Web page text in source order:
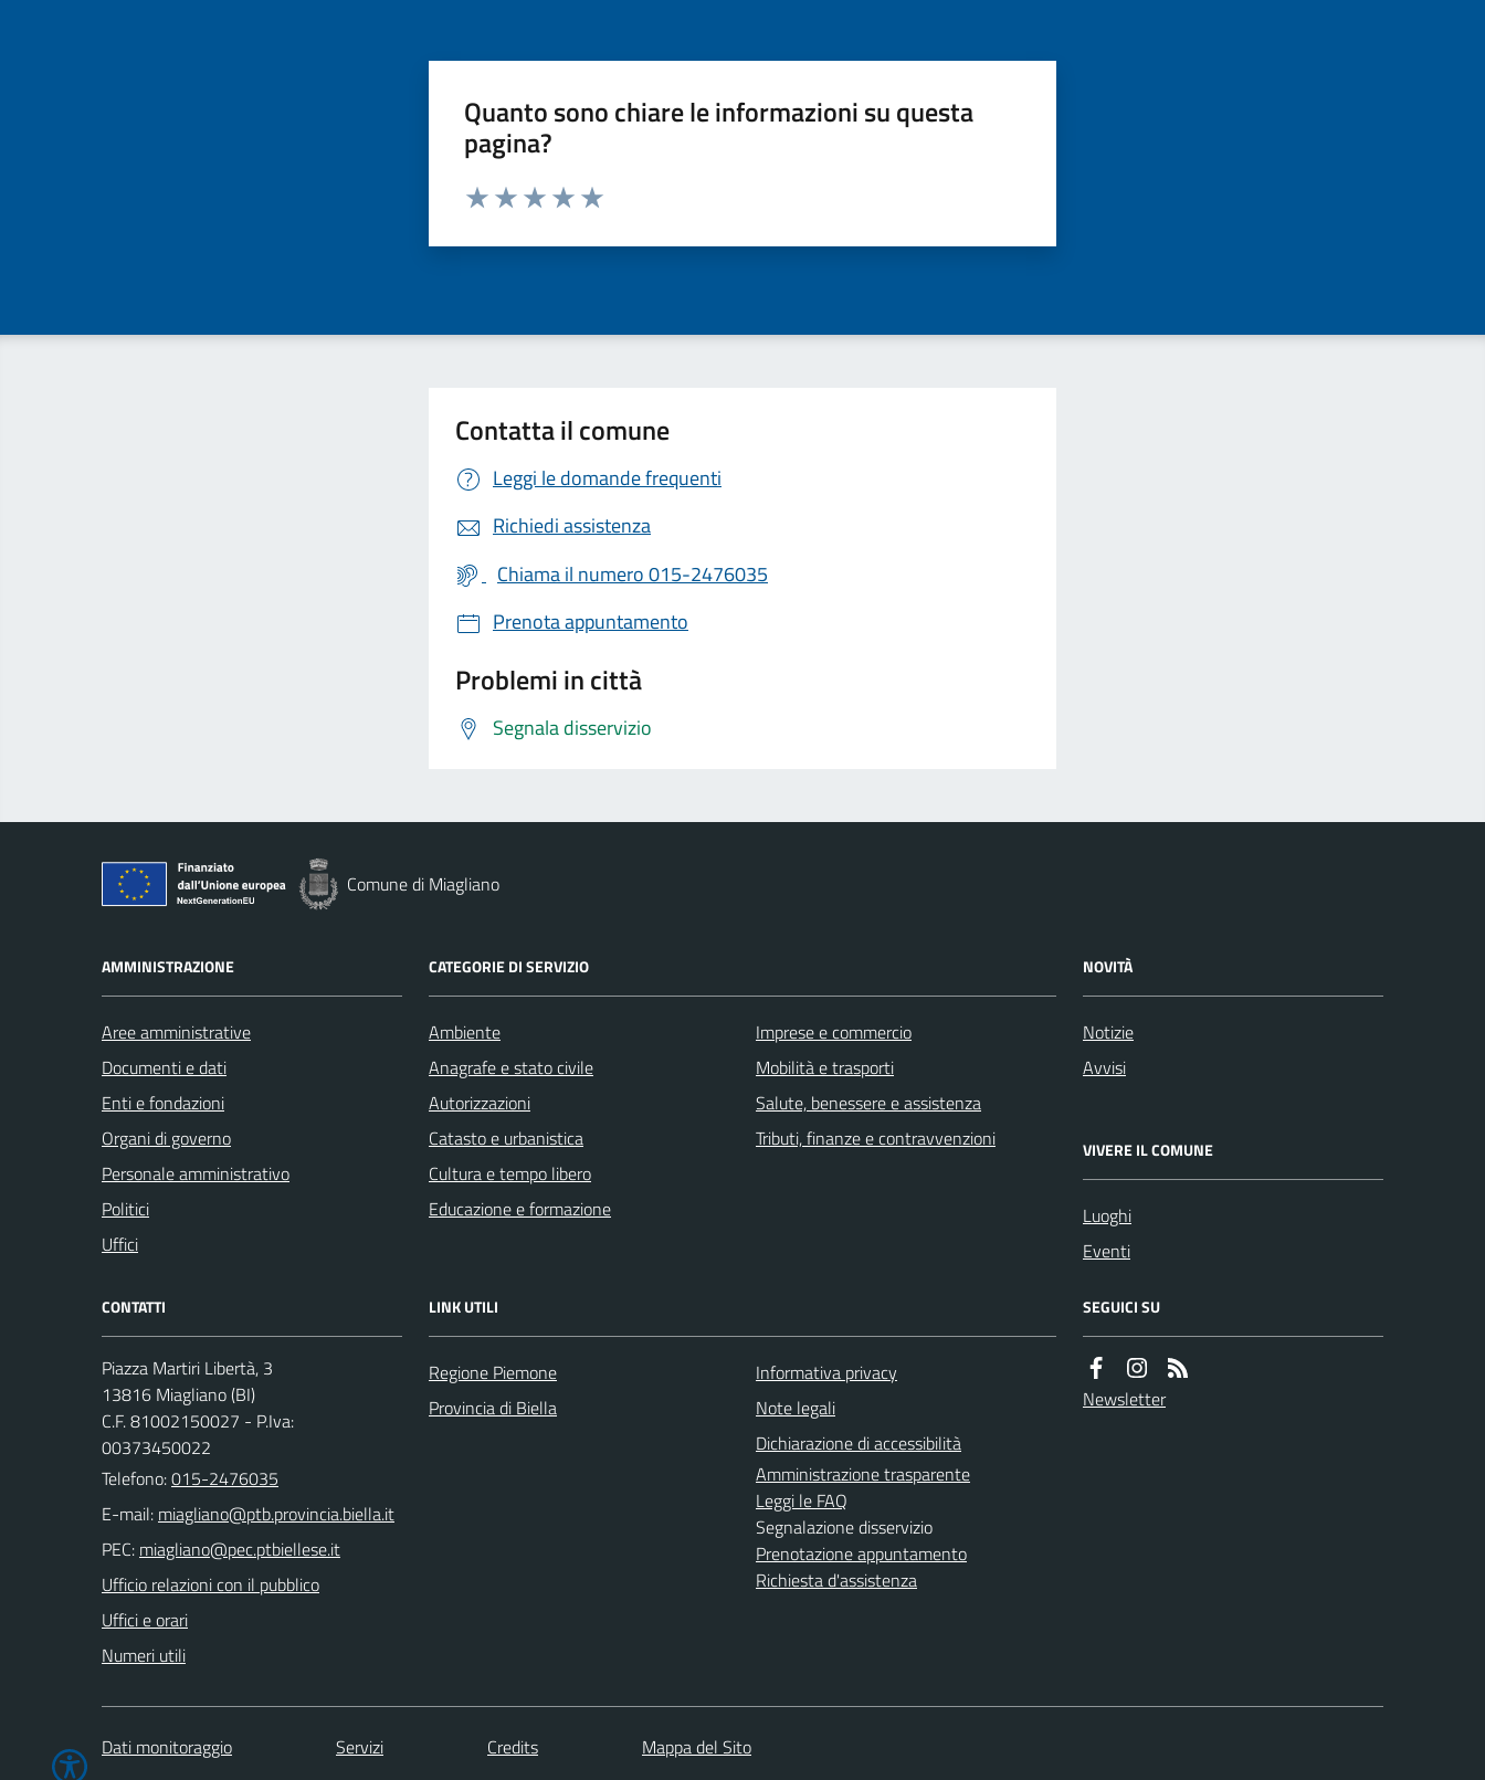
Quanto sono chiare le informazioni su questa
pagina?
Valuta da 1 a 5 stelle la pagina
Contatta il comune
Leggi le domande frequenti
Richiedi assistenza
Chiama il numero 015-2476035
Prenota appuntamento
Problemi in città
Segnala disservizio
Comune di Miagliano
AMMINISTRAZIONE
Aree amministrative
Documenti e dati
Enti e fondazioni
Organi di governo
Personale amministrativo
Politici
Uffici
CATEGORIE DI SERVIZIO
Ambiente
Anagrafe e stato civile
Autorizzazioni
Catasto e urbanistica
Cultura e tempo libero
Educazione e formazione
Imprese e commercio
Mobilità e trasporti
Salute, benessere e assistenza
Tributi, finanze e contravvenzioni
NOVITÀ
Notizie
Avvisi
VIVERE IL COMUNE
Luoghi
Eventi
CONTATTI
Piazza Martiri Libertà, 3
13816 Miagliano (BI)
C.F. 81002150027 - P.Iva:
00373450022
Telefono:015-2476035
E-mail:
PEC:
Ufficio relazioni con il pubblico
Uffici e orari
Numeri utili
LINK UTILI
Regione Piemone
Provincia di Biella
Informativa privacy
Note legali
Dichiarazione di accessibilità
Amministrazione trasparente
Leggi le FAQ
Segnalazione disservizio
Prenotazione appuntamento
Richiesta d'assistenza
SEGUICI SU
Newsletter
Dati monitoraggio Servizi Credits Mappa del Sito